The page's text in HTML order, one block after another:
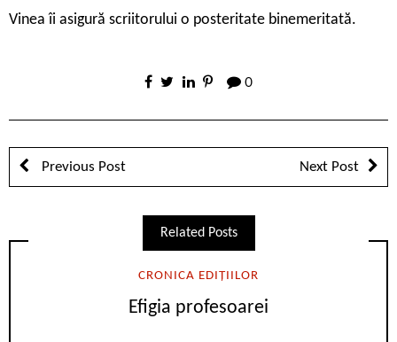
Vinea îi asigură scriitorului o posteritate binemeritată.
0
Previous Post Next Post
Related Posts
CRONICA EDIȚIILOR
Efigia profesoarei